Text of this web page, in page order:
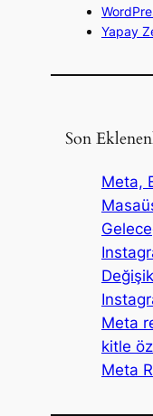
Yapay
Son
Meta,
Meta
kitle
Meta